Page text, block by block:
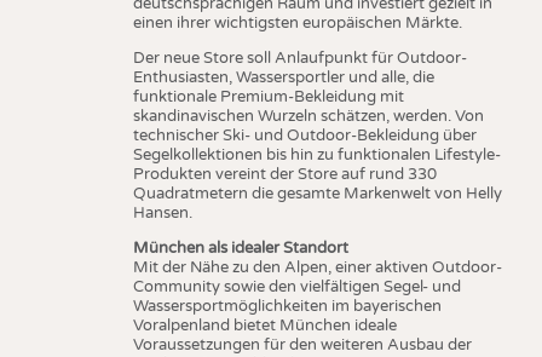
einen ihrer wichtigsten europäischen Märkte.
Der neue Store soll Anlaufpunkt für Outdoor-
Enthusiasten, Wassersportler und alle, die
funktionale Premium-Bekleidung mit
skandinavischen Wurzeln schätzen, werden. Von
technischer Ski- und Outdoor-Bekleidung über
Segelkollektionen bis hin zu funktionalen Lifestyle-
Produkten vereint der Store auf rund 330
Quadratmetern die gesamte Markenwelt von Helly
Hansen.
München als idealer Standort
Mit der Nähe zu den Alpen, einer aktiven Outdoor-
Community sowie den vielfältigen Segel- und
Wassersportmöglichkeiten im bayerischen
Voralpenland bietet München ideale
Voraussetzungen für den weiteren Ausbau der